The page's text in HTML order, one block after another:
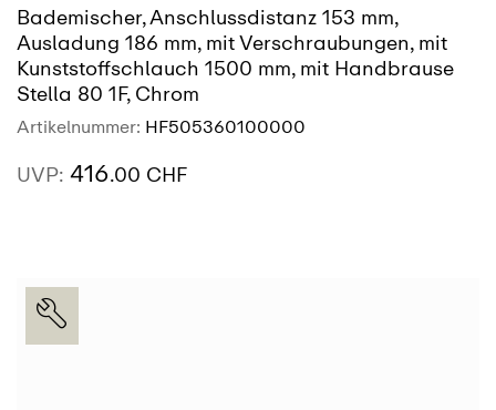
Bademischer, Anschlussdistanz 153 mm,
Ausladung 186 mm, mit Verschraubungen, mit
Kunststoffschlauch 1500 mm, mit Handbrause
Stella 80 1F, Chrom
Artikelnummer: HF505360100000
UVP: 416.00 CHF